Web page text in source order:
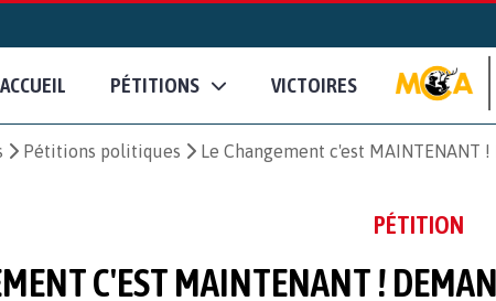
ACCUEIL PÉTITIONS VICTOIRES
Pétitions politiques
Le Changement c'est MAINTENANT
PÉTITION
C'EST MAINTENANT !